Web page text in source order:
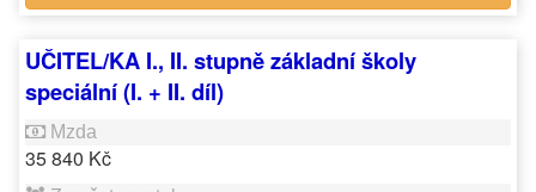
UČITEL/KA I., II. stupně základní školy
speciální (I. + II. díl)
35 840 Kč